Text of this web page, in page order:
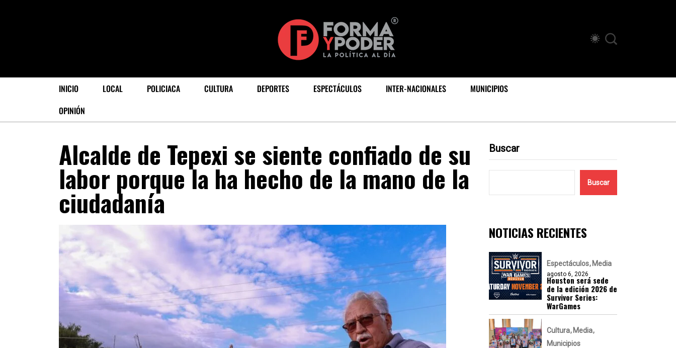
INICIO LOCAL POLICIACA CULTURA DEPORTES ESPECTÁCULOS INTER-NACIONALES
MUNICIPIOS
OPINIÓN
Alcalde de Tepexi se siente confiado de su
labor porque la ha hecho de la mano de la
ciudadanía
Buscar
Buscar
NOTICIAS RECIENTES
Espectáculos Media
agosto 6, 2026
Houston será sede
de la edición 2026 de
Survivor Series:
WarGames
Cultura Media
Municipios